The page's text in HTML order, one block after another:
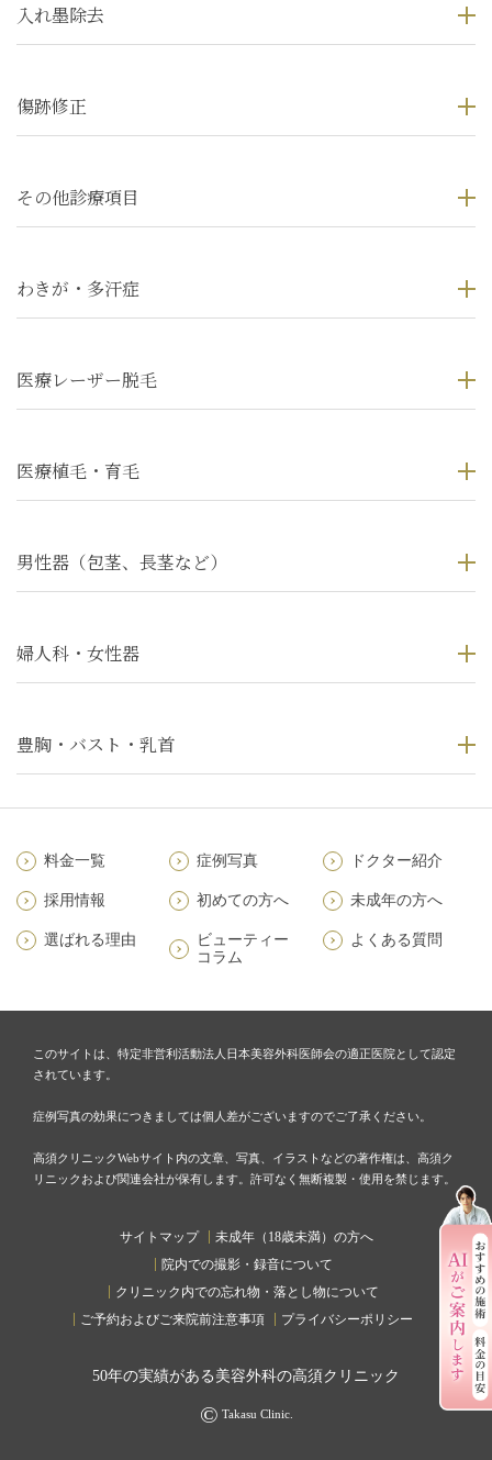
入れ墨除去
傷跡修正
その他診療項目
わきが・多汗症
医療レーザー脱毛
医療植毛・育毛
男性器（包茎、長茎など）
婦人科・女性器
豊胸・バスト・乳首
料金一覧 症例写真 ドクター紹介
採用情報 初めての方へ 未成年の方へ
選ばれる理由
ビューティー
コラム
よくある質問
このサイトは、特定非営利活動法人日本美容外科医師会の適正医院として認定
されています。
症例写真の効果につきましては個人差がございますのでご了承ください。
高須クリニックWebサイト内の文章、写真、イラストなどの著作権は、高須ク
リニックおよび関連会社が保有します。許可なく無断複製・使用を禁じます。
サイトマップ
未成年（18歳未満）の方へ
院内での撮影・録音について
クリニック内での忘れ物・落とし物について
ご予約およびご来院前注意事項
プライバシーポリシー
50年の実績がある美容外科の高須クリニック
© Takasu Clinic.